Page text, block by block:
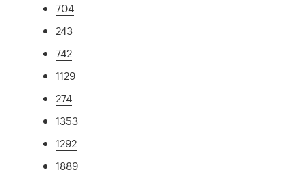
704
243
742
1129
274
1353
1292
1889